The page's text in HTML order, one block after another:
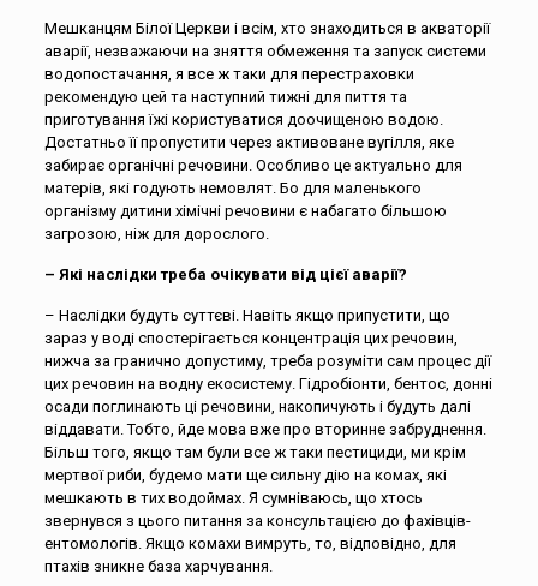
Мешканцям Білої Церкви і всім, хто знаходиться в акваторії
аварії, незважаючи на зняття обмеження та запуск системи
водопостачання, я все ж таки для перестраховки
рекомендую цей та наступний тижні для пиття та
приготування їжі користуватися доочищеною водою.
Достатньо її пропустити через активоване вугілля, яке
забирає органічні речовини. Особливо це актуально для
матерів, які годують немовлят. Бо для маленького
організму дитини хімічні речовини є набагато більшою
загрозою, ніж для дорослого.
– Які наслідки треба очікувати від цієї аварії?
– Наслідки будуть суттєві. Навіть якщо припустити, що
зараз у воді спостерігається концентрація цих речовин,
нижча за гранично допустиму, треба розуміти сам процес дії
цих речовин на водну екосистему. Гідробіонти, бентос, донні
осади поглинають ці речовини, накопичують і будуть далі
віддавати. Тобто, йде мова вже про вторинне забруднення.
Більш того, якщо там були все ж таки пестициди, ми крім
мертвої риби, будемо мати ще сильну дію на комах, які
мешкають в тих водоймах. Я сумніваюсь, що хтось
звернувся з цього питання за консультацією до фахівців-
ентомологів. Якщо комахи вимруть, то, відповідно, для
птахів зникне база харчування.